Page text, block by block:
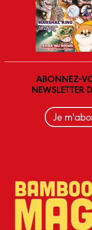
ABONNEZ-
NEWSLETTER
Je